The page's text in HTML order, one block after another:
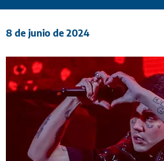
8 de junio de 2024